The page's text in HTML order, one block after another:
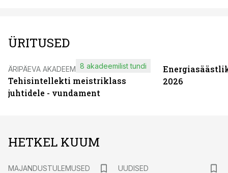
ÜRITUSED
ÄRIPÄEVA AKADEEMIA
Tehisintellekti meistriklass
juhtidele - vundament
8 akadeemilist tundi
2026
HETKEL KUUM
MAJANDUSTULEMUSED
UUDISED